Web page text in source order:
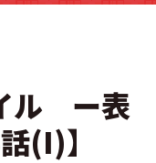
ル ー表
(I)】